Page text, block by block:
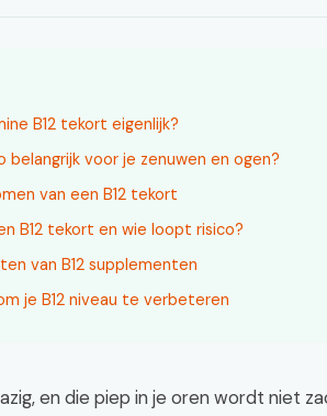
B12 tekort eigenlijk?
belangrijk voor je zenuwen en ogen?
van een B12 tekort
B12 tekort en wie loopt risico?
van B12 supplementen
je B12 niveau te verbeteren
en die piep in je oren wordt niet